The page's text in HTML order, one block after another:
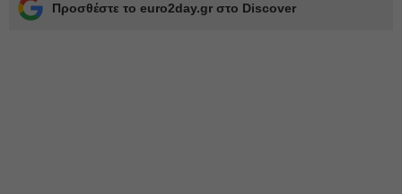
Προσθέστε το euro2day.gr στο Discover